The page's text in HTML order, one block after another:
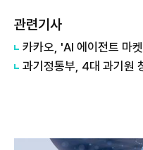
관련기사